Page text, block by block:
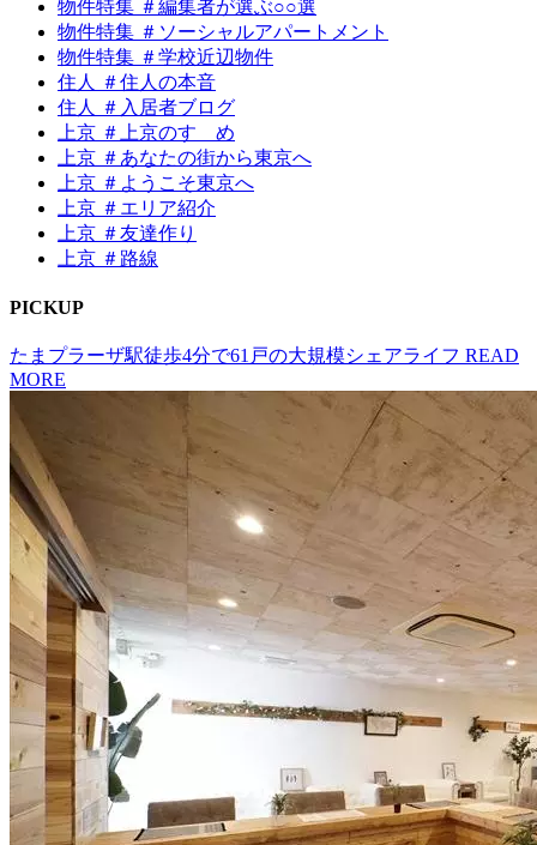
物件特集 ＃編集者が選ぶ○○選
物件特集 ＃ソーシャルアパートメント
物件特集 ＃学校近辺物件
住人 ＃住人の本音
住人 ＃入居者ブログ
上京 ＃上京のすゝめ
上京 ＃あなたの街から東京へ
上京 ＃ようこそ東京へ
上京 ＃エリア紹介
上京 ＃友達作り
上京 ＃路線
PICKUP
たまプラーザ駅徒歩4分で61戸の大規模シェアライフ READ
MORE